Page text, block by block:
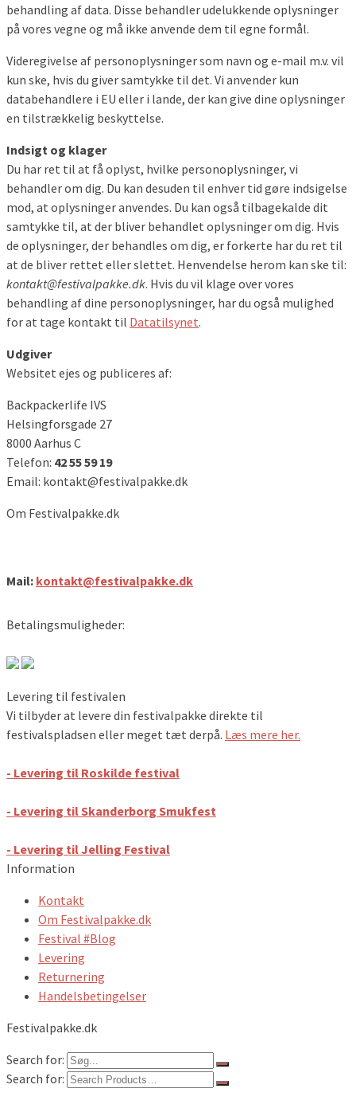
behandling af data. Disse behandler udelukkende oplysninger
på vores vegne og må ikke anvende dem til egne formål.
Videregivelse af personoplysninger som navn og e-mail m.v. vil
kun ske, hvis du giver samtykke til det. Vi anvender kun
databehandlere i EU eller i lande, der kan give dine oplysninger
en tilstrækkelig beskyttelse.
Indsigt og klager
Du har ret til at få oplyst, hvilke personoplysninger, vi
behandler om dig. Du kan desuden til enhver tid gøre indsigelse
mod, at oplysninger anvendes. Du kan også tilbagekalde dit
samtykke til, at der bliver behandlet oplysninger om dig. Hvis
de oplysninger, der behandles om dig, er forkerte har du ret til
at de bliver rettet eller slettet. Henvendelse herom kan ske til:
kontakt@festivalpakke.dk. Hvis du vil klage over vores
behandling af dine personoplysninger, har du også mulighed
for at tage kontakt til Datatilsynet.
Udgiver
Websitet ejes og publiceres af:
Backpackerlife IVS
Helsingforsgade 27
8000 Aarhus C
Telefon: 42 55 59 19
Email: kontakt@festivalpakke.dk
Om Festivalpakke.dk
Mail: kontakt@festivalpakke.dk
Betalingsmuligheder:
Levering til festivalen
Vi tilbyder at levere din festivalpakke direkte til
festivalspladsen eller meget tæt derpå. Læs mere her.
- Levering til Roskilde festival
- Levering til Skanderborg Smukfest
- Levering til Jelling Festival
Information
Kontakt
Om Festivalpakke.dk
Festival #Blog
Levering
Returnering
Handelsbetingelser
Festivalpakke.dk
Search for:
Search for: